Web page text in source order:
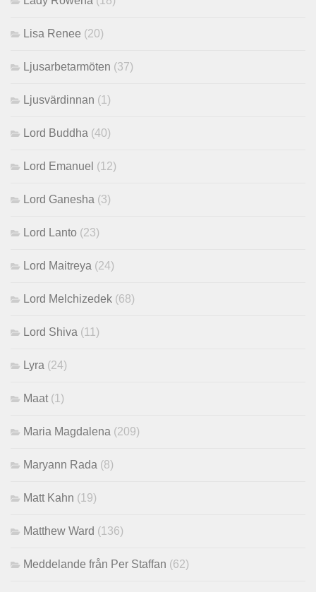
Lisa Renee (20)
Ljusarbetarmöten (37)
Ljusvärdinnan (1)
Lord Buddha (40)
Lord Emanuel (12)
Lord Ganesha (3)
Lord Lanto (23)
Lord Maitreya (24)
Lord Melchizedek (68)
Lord Shiva (11)
Lyra (24)
Maat (1)
Maria Magdalena (209)
Maryann Rada (8)
Matt Kahn (19)
Matthew Ward (136)
Meddelande från Per Staffan (62)